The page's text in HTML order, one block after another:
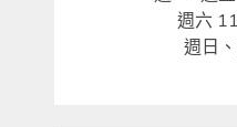
週六
週日